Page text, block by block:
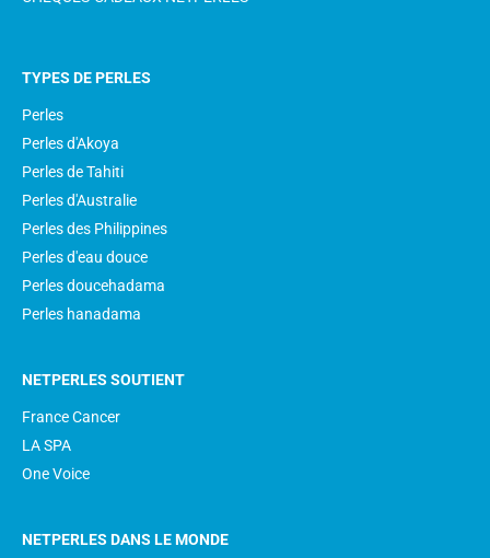
TYPES DE PERLES
Perles
Perles d'Akoya
Perles de Tahiti
Perles d'Australie
Perles des Philippines
Perles d'eau douce
Perles doucehadama
Perles hanadama
NETPERLES SOUTIENT
France Cancer
LA SPA
One Voice
NETPERLES DANS LE MONDE